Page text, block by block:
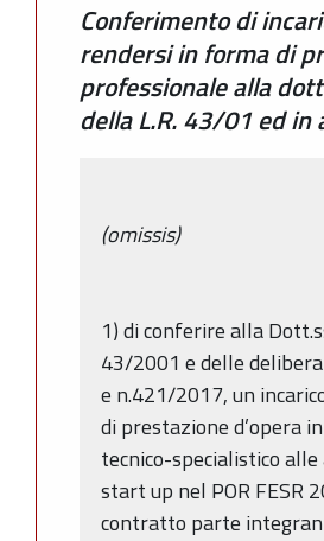
Conferimento di
rendersi in forma di
professionale alla
della L.R. 43/01 ed
(omissis)
1) di conferire alla
43/2001 e delle
e n.421/2017, un
di prestazione d’opera
tecnico-specialistico
start up nel POR FESR
contratto parte